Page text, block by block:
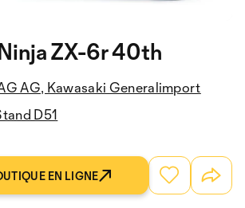
ZX-6r 40th
AG, Kawasaki Generalimport
D51
EN LIGNE